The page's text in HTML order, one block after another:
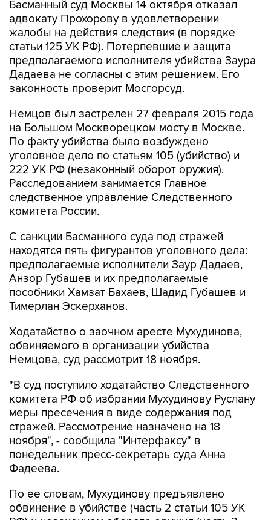
жалобы на действия следствия (в порядке
статьи 125 УК РФ). Потерпевшие и защита
предполагаемого исполнителя убийства Заура
Дадаева не согласны с этим решением. Его
законность проверит Мосгорсуд.
Немцов был застрелен 27 февраля 2015 года
По факту убийства было возбуждено
уголовное дело по статьям 105 (убийство) и
222 УК РФ (незаконный оборот оружия).
Расследованием занимается Главное
следственное управление Следственного
комитета России.
С санкции Басманного суда под стражей
предполагаемые исполнители Заур Дадаев,
Анзор Губашев и их предполагаемые
пособники Хамзат Бахаев, Шадид Губашев и
Тимерлан Эскерханов.
Ходатайство о заочном аресте Мухудинова,
Немцова, суд рассмотрит 18 ноября.
"В суд поступило ходатайство Следственного
меры пресечения в виде содержания под
стражей. Рассмотрение назначено на 18
ноября", - сообщила "Интерфаксу" в
понедельник пресс-секретарь суда Анна
Фадеева.
По ее словам, Мухудинову предъявлено
РФ) и незаконном обороте оружия (часть 3
статьи 222 УК РФ).